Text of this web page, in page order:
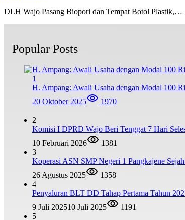
DLH Wajo Pasang Biopori dan Tempat Botol Plastik,…
Popular Posts
1
H. Ampang: Awali Usaha dengan Modal 100
20 Oktober 2025
1970
2
Komisi I DPRD Wajo Beri Tenggat 7 Hari
10 Februari 2026
1381
3
Koperasi ASN SMP Negeri 1 Pangkajene
26 Agustus 2025
1358
4
Penyaluran BLT DD Tahap Pertama Tahun
9 Juli 202510 Juli 2025
1191
5